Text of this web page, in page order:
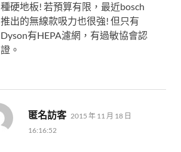
種硬地板! 若預算有限，最近bosch
推出的無線款吸力也很強! 但只有
Dyson有HEPA濾網，有過敏協會認
證。
匿名訪客 表
示:
2015 年 11 月 18 日
16:16:52